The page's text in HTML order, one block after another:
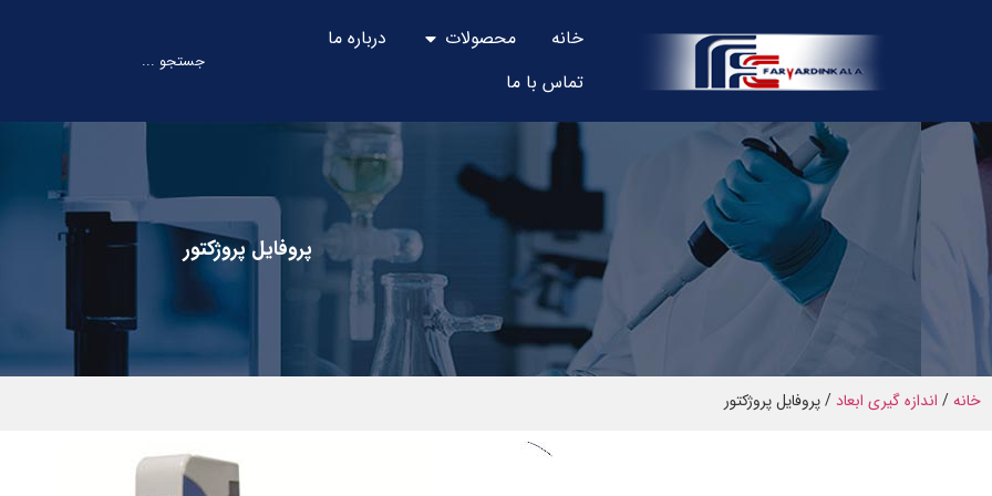
خانه محصولات
درباره ما
تماس با ما
پروفایل پروژکتور
خانه/ اندازه گیری ابعاد / پروفایل پروژکتور